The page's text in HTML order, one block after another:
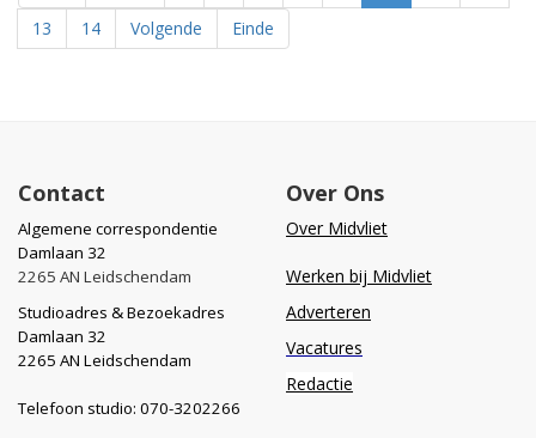
13
14 Volgende Einde
Contact
Algemene correspondentie
Damlaan 32
2265 AN Leidschendam
Studioadres & Bezoekadres
Damlaan 32
2265 AN Leidschendam
Telefoon studio: 070-3202266
Over Ons
Over Midvliet
Werken bij Midvliet
Adverteren
Vacatures
Redactie